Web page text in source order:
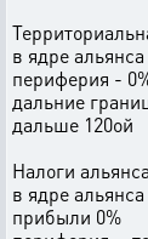
в ядре
периферия -
дальние
дальше 120ой
Налоги
в ядре
прибыли 0%